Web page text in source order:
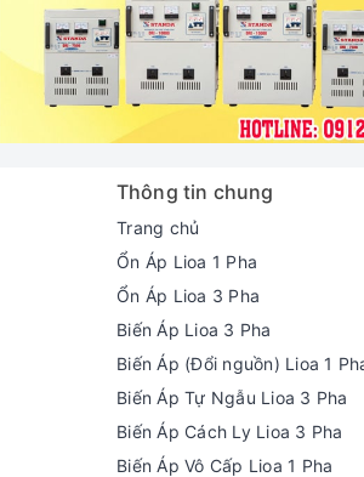
Thông tin chung
Trang chủ
Ổn Áp Lioa 1 Pha
Ổn Áp Lioa 3 Pha
Biến Áp Lioa 3 Pha
Biến Áp (Đổi nguồn) Lioa 1
Biến Áp Tự Ngẫu Lioa 3 Pha
Biến Áp Cách Ly Lioa 3 Pha
Biến Áp Vô Cấp Lioa 1 Pha